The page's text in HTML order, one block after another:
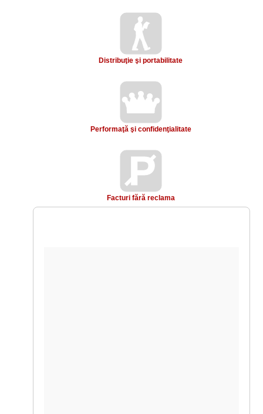
Distribuţie şi portabilitate
Performaţă şi confidenţialitate
P
Facturi fără reclama